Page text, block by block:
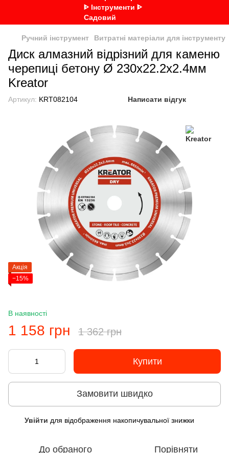
Ручний інструмент Витратні матеріали для інструменту
Диск алмазний відрізний для каменю
черепиці бетону Ø 230х22.2х2.4мм
Kreator
Артикул: KRT082104 Написати відгук
Акція
−15%
В наявності
1 158 грн 1 362 грн
Купити
Замовити швидко
Увійти для відображення накопичувальної знижки
До обраного Порівняти